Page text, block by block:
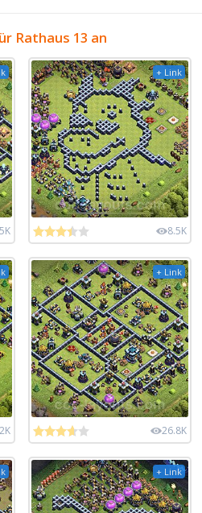
Rathaus 13 an
+ Link
8.5K
+ Link
26.8K
+ Link